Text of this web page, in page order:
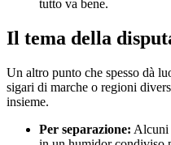
tutto va bene.
Il tema della
Un altro punto che spesso dà
sigari di marche o regioni
insieme.
Per separazione: Alcuni